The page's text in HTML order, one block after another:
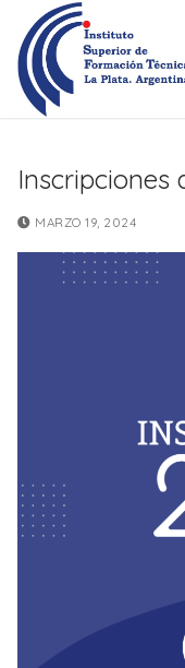
contenido
Inscripciones
MARZO 19, 2024